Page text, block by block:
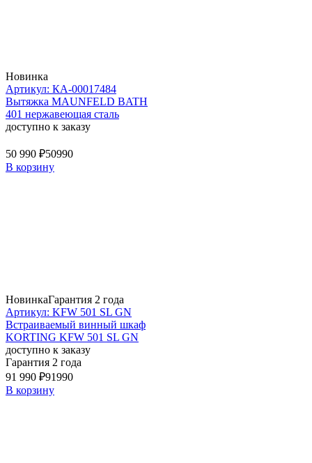
Новинка
Артикул: КА-00017484
Вытяжка MAUNFELD BATH
401 нержавеющая сталь
доступно к заказу
50 990 ₽50990
В корзину
НовинкаГарантия 2 года
Артикул: KFW 501 SL GN
Встраиваемый винный шкаф
KORTING KFW 501 SL GN
доступно к заказу
Гарантия 2 года
91 990 ₽91990
В корзину